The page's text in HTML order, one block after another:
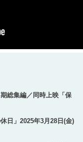
総集編／同時上映「保
日」2025年3月28日(金)